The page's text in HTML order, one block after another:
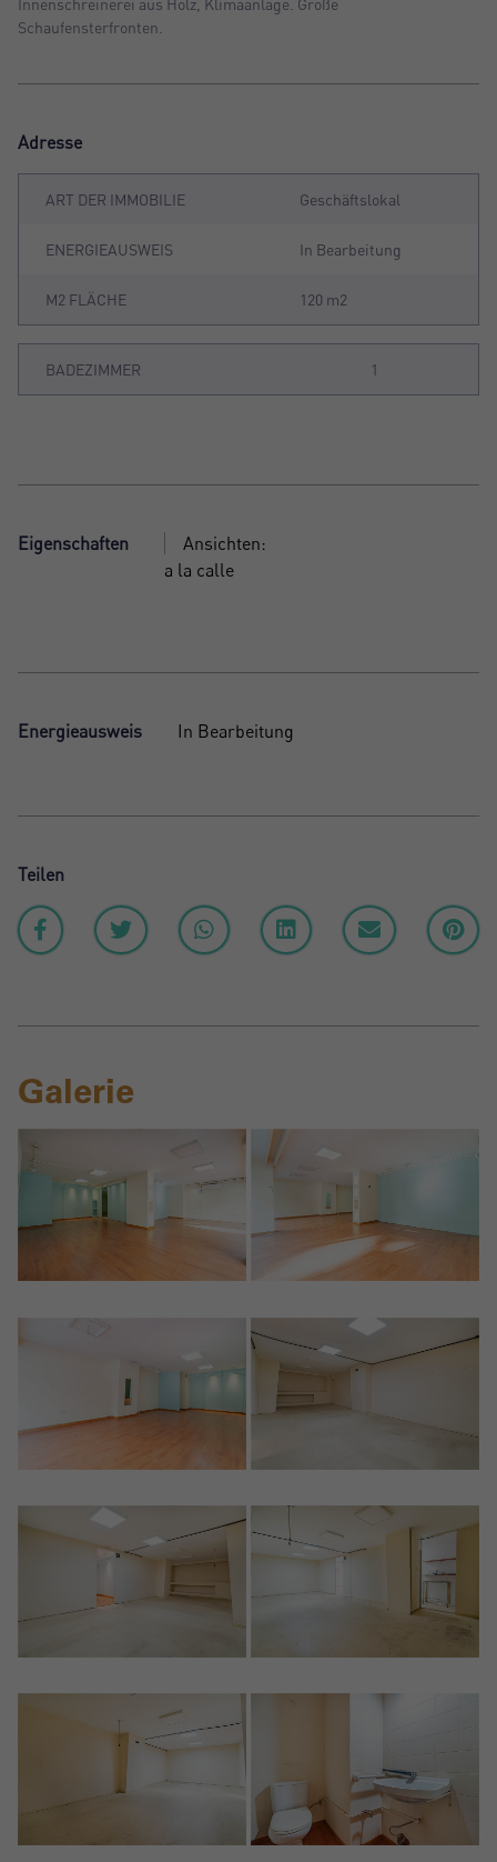
Innenschreinerei aus Holz, Klimaanlage. Große
Schaufensterfronten.
Adresse
ART DER IMMOBILIE Geschäftslokal
ENERGIEAUSWEIS In Bearbeitung
M2 FLÄCHE 120 m2
BADEZIMMER 1
Eigenschaften
Ansichten:
a la calle
Energieausweis In Bearbeitung
Teilen
Galerie
Mich Anmelden
Crear una cuenta